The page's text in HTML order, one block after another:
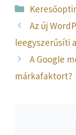
Kategória
Az új
leegyszerűsíti
A Google
márkafaktort?